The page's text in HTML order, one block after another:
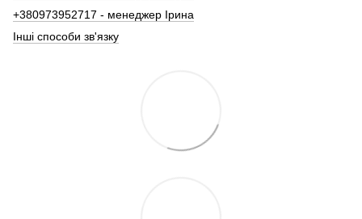
+380973952717 - менеджер Ірина
Інші способи зв'язку